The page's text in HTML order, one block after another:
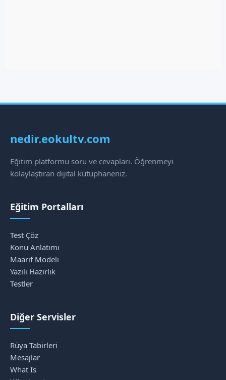
nedir.eokultv.com
Eğitim platformu soru ve cevapları. Öğrenmeyi
kolaylaştıran dijital kütüphaneniz.
Eğitim Portalları
Test Çöz
Konu Anlatımı
Maarif Modeli
Yazılı Hazırlık
Testler
Diğer Servisler
Rüya Tabirleri
Mesajlar
What Is